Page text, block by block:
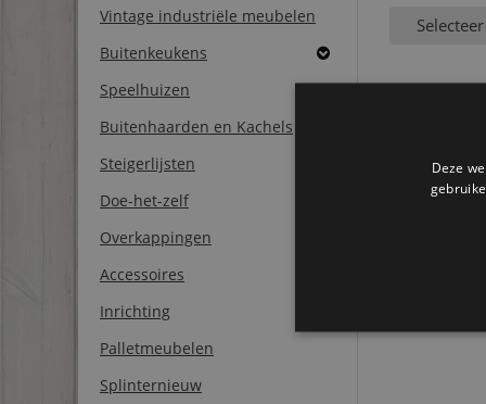
Vintage industriële meubelen
Buitenkeukens
Speelhuizen
Buitenhaarden en Kachels
Steigerlijsten
Doe-het-zelf
Overkappingen
Accessoires
Inrichting
Palletmeubelen
Splinternieuw
Deze